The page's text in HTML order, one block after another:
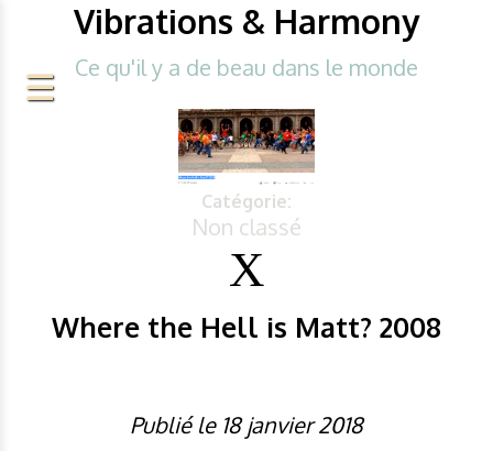
Vibrations & Harmony
Ce qu'il y a de beau dans le monde
Catégorie:
Non classé
Where the Hell is Matt? 2008
Publié le 18 janvier 2018